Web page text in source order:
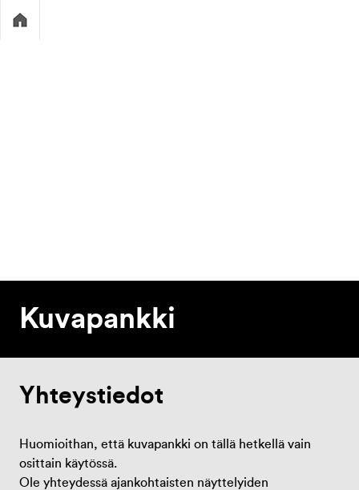
Kuvapankki
Yhteystiedot
Huomioithan, että kuvapankki on tällä hetkellä vain
osittain käytössä.
Ole yhteydessä ajankohtaisten näyttelyiden